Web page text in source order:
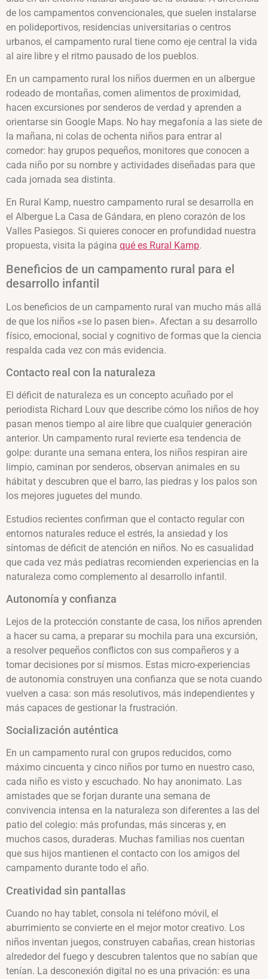
de los campamentos convencionales, que suelen instalarse
en polideportivos, residencias universitarias o centros
urbanos, el campamento rural tiene como eje central la vida
al aire libre y el ritmo pausado de los pueblos.
En un campamento rural los niños duermen en un albergue
rodeado de montañas, comen alimentos de proximidad,
hacen excursiones por senderos de verdad y aprenden a
orientarse sin Google Maps. No hay megafonía a las siete de
la mañana, ni colas de ochenta niños para entrar al
comedor: hay grupos pequeños, monitores que conocen a
cada niño por su nombre y actividades diseñadas para que
cada jornada sea distinta.
En Rural Kamp, nuestro campamento rural se desarrolla en
el Albergue La Casa de Gándara, en pleno corazón de los
Valles Pasiegos. Si quieres conocer en profundidad nuestra
propuesta, visita la página qué es Rural Kamp.
Beneficios de un campamento rural para el
desarrollo infantil
Los beneficios de un campamento rural van mucho más allá
de que los niños «se lo pasen bien». Afectan a su desarrollo
físico, emocional, social y cognitivo de formas que la ciencia
respalda cada vez con más evidencia.
Contacto real con la naturaleza
El déficit de naturaleza es un concepto acuñado por el
periodista Richard Louv que describe cómo los niños de hoy
pasan menos tiempo al aire libre que cualquier generación
anterior. Un campamento rural revierte esa tendencia de
golpe: durante una semana entera, los niños respiran aire
limpio, caminan por senderos, observan animales en su
hábitat y descubren que el barro, las piedras y los palos son
los mejores juguetes del mundo.
Estudios recientes confirman que el contacto regular con
entornos naturales reduce el estrés, la ansiedad y los
síntomas de déficit de atención en niños. No es casualidad
que cada vez más pediatras recomienden experiencias en la
naturaleza como complemento al desarrollo infantil.
Autonomía y confianza
Lejos de la protección constante de casa, los niños aprenden
a hacer su cama, a preparar su mochila para una excursión,
a resolver pequeños conflictos con sus compañeros y a
tomar decisiones por sí mismos. Estas micro-experiencias
de autonomía construyen una confianza que se nota cuando
vuelven a casa: son más resolutivos, más independientes y
más capaces de gestionar la frustración.
Socialización auténtica
En un campamento rural con grupos reducidos, como
máximo cincuenta y cinco niños por turno en nuestro caso,
cada niño es visto y escuchado. No hay anonimato. Las
amistades que se forjan durante una semana de
convivencia intensa en la naturaleza son diferentes a las del
patio del colegio: más profundas, más sinceras y, en
muchos casos, duraderas. Muchas familias nos cuentan
que sus hijos mantienen el contacto con los amigos del
campamento durante todo el año.
Creatividad sin pantallas
Cuando no hay tablet, consola ni teléfono móvil, el
aburrimiento se convierte en el mejor motor creativo. Los
niños inventan juegos, construyen cabañas, crean historias
alrededor del fuego y descubren talentos que no sabían que
tenían. La desconexión digital no es una privación: es una